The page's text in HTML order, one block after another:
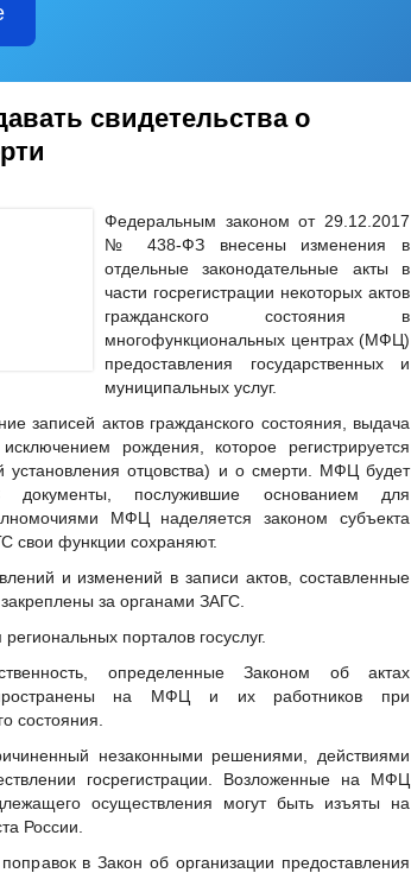
свидетельства о
Федеральным законом от 29.12.2017
№ 438-ФЗ внесены изменения в
отдельные законодательные акты в
части госрегистрации некоторых актов
гражданского состояния в
многофункциональных центрах (МФЦ)
предоставления государственных и
муниципальных услуг.
записей актов гражданского состояния, выдача
рождения, которое регистрируется
установления отцовства) и о смерти. МФЦ будет
послужившие основанием для
МФЦ наделяется законом субъекта
свои функции сохраняют.
и изменений в записи актов, составленные
за органами ЗАГС.
порталов госуслуг.
определенные Законом об актах
на МФЦ и их работников при
состояния.
незаконными решениями, действиями
госрегистрации. Возложенные на МФЦ
осуществления могут быть изъяты на
России.
в Закон об организации предоставления